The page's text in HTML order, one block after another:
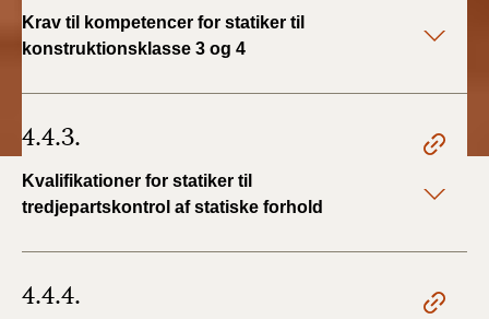
Krav til kompetencer for statiker til
konstruktionsklasse 3 og 4
4.4.3.
Kvalifikationer for statiker til
tredjepartskontrol af statiske forhold
4.4.4.